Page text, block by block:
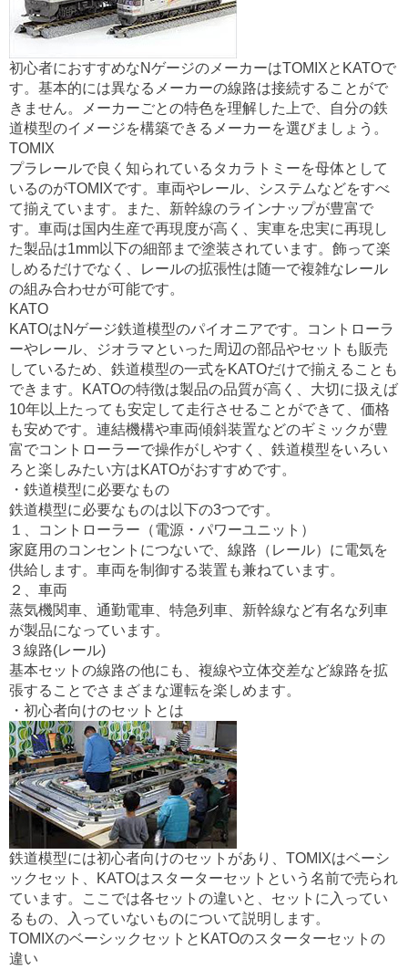
初心者におすすめなNゲージのメーカーはTOMIXとKATOで
す。基本的には異なるメーカーの線路は接続することがで
きません。メーカーごとの特色を理解した上で、自分の鉄
道模型のイメージを構築できるメーカーを選びましょう。
TOMIX
プラレールで良く知られているタカラトミーを母体として
いるのがTOMIXです。車両やレール、システムなどをすべ
て揃えています。また、新幹線のラインナップが豊富で
す。車両は国内生産で再現度が高く、実車を忠実に再現し
た製品は1mm以下の細部まで塗装されています。飾って楽
しめるだけでなく、レールの拡張性は随一で複雑なレール
の組み合わせが可能です。
KATO
KATOはNゲージ鉄道模型のパイオニアです。コントローラ
ーやレール、ジオラマといった周辺の部品やセットも販売
しているため、鉄道模型の一式をKATOだけで揃えることも
できます。KATOの特徴は製品の品質が高く、大切に扱えば
10年以上たっても安定して走行させることができて、価格
も安めです。連結機構や車両傾斜装置などのギミックが豊
富でコントローラーで操作がしやすく、鉄道模型をいろい
ろと楽しみたい方はKATOがおすすめです。
・鉄道模型に必要なもの
鉄道模型に必要なものは以下の3つです。
１、コントローラー（電源・パワーユニット）
家庭用のコンセントにつないで、線路（レール）に電気を
供給します。車両を制御する装置も兼ねています。
２、車両
蒸気機関車、通勤電車、特急列車、新幹線など有名な列車
が製品になっています。
３線路(レール)
基本セットの線路の他にも、複線や立体交差など線路を拡
張することでさまざまな運転を楽しめます。
・初心者向けのセットとは
鉄道模型には初心者向けのセットがあり、TOMIXはベーシ
ックセット、KATOはスターターセットという名前で売られ
ています。ここでは各セットの違いと、セットに入ってい
るもの、入っていないものについて説明します。
TOMIXのベーシックセットとKATOのスターターセットの
違い